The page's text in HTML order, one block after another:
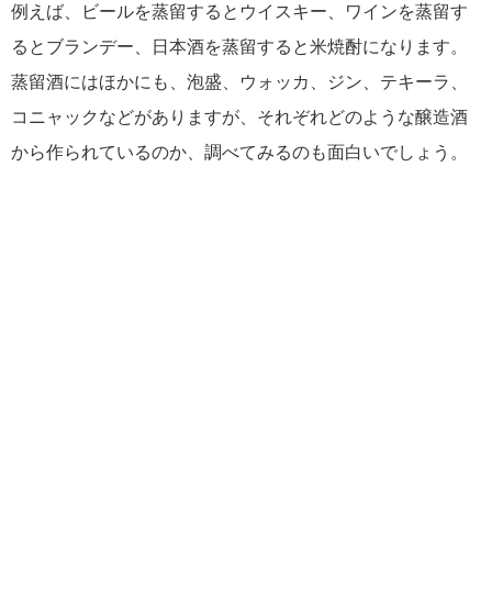
例えば、ビールを蒸留するとウイスキー、ワインを蒸留す
るとブランデー、日本酒を蒸留すると米焼酎になります。
蒸留酒にはほかにも、泡盛、ウォッカ、ジン、テキーラ、
コニャックなどがありますが、それぞれどのような醸造酒
から作られているのか、調べてみるのも面白いでしょう。